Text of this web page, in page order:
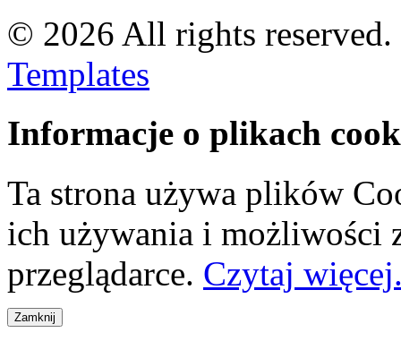
© 2026 All rights
Templates
Informacje o plikach
Ta strona używa plików
ich używania i możliwości
przeglądarce. Czytaj